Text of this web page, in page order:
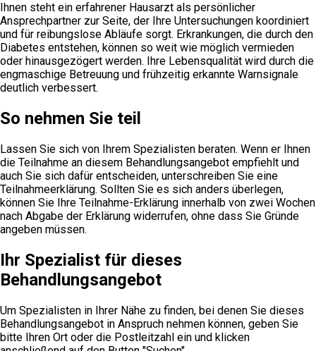
Ihnen steht ein erfahrener Hausarzt als persönlicher
Ansprechpartner zur Seite, der Ihre Untersuchungen koordiniert
und für reibungslose Abläufe sorgt. Erkrankungen, die durch den
Diabetes entstehen, können so weit wie möglich vermieden
oder hinausgezögert werden. Ihre Lebensqualität wird durch die
engmaschige Betreuung und frühzeitig erkannte Warnsignale
deutlich verbessert.
So nehmen Sie teil
Lassen Sie sich von Ihrem Spezialisten beraten. Wenn er Ihnen
die Teilnahme an diesem Behandlungsangebot empfiehlt und
auch Sie sich dafür entscheiden, unterschreiben Sie eine
Teilnahmeerklärung. Sollten Sie es sich anders überlegen,
können Sie Ihre Teilnahme-Erklärung innerhalb von zwei Wochen
nach Abgabe der Erklärung widerrufen, ohne dass Sie Gründe
angeben müssen.
Ihr Spezialist für dieses
Behandlungsangebot
Um Spezialisten in Ihrer Nähe zu finden, bei denen Sie dieses
Behandlungsangebot in Anspruch nehmen können, geben Sie
bitte Ihren Ort oder die Postleitzahl ein und klicken